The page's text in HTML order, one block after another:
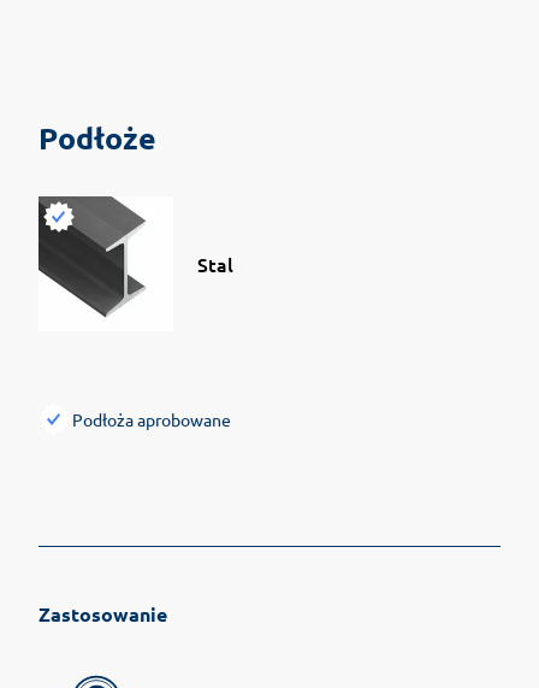
Podłoże
Stal
Podłoża aprobowane
Zastosowanie